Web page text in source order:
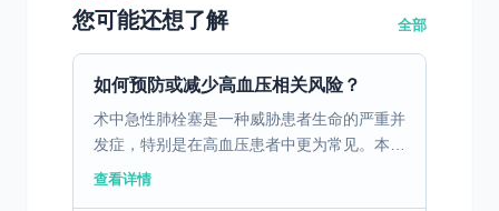
您可能还想了解 全部
如何预防或减少高血压相关风险？
术中急性肺栓塞是一种威胁患者生命的严重并
发症，特别是在高血压患者中更为常见。本文
将探讨其预防与处理策略。 一、术中急性肺
查看详情